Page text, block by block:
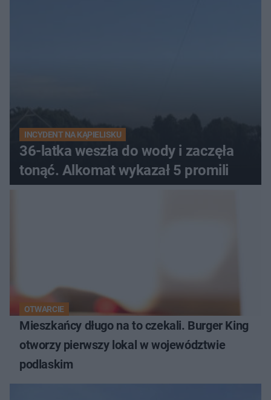
INCYDENT NA KĄPIELISKU
36-latka weszła do wody i zaczęła
tonąć. Alkomat wykazał 5 promili
OTWARCIE
Mieszkańcy długo na to czekali. Burger King
otworzy pierwszy lokal w województwie
podlaskim